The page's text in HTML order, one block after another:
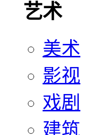
艺术
美术
影视
戏剧
建筑